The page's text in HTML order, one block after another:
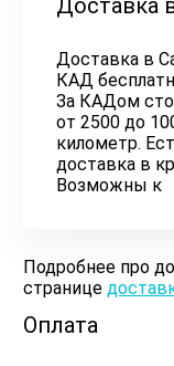
Доставка
Доставка в
КАД
За КАДом
от 2500 до
километр.
доставка в
Возможны к
Подробнее про
странице
Оплата